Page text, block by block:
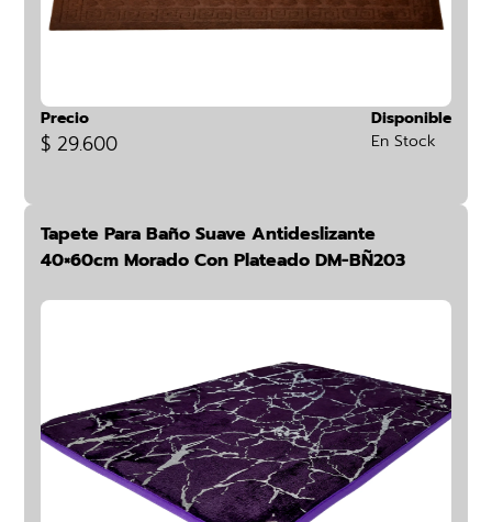
Precio
$ 29.600
Disponible
En Stock
Tapete Para Baño Suave Antideslizante
40×60cm Morado Con Plateado DM-BÑ203